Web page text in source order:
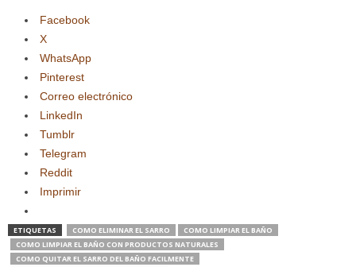
Facebook
X
WhatsApp
Pinterest
Correo electrónico
LinkedIn
Tumblr
Telegram
Reddit
Imprimir
ETIQUETAS COMO ELIMINAR EL SARRO
COMO LIMPIAR EL BAÑO
COMO LIMPIAR EL BAÑO CON PRODUCTOS NATURALES
COMO QUITAR EL SARRO DEL BAÑO FACILMENTE